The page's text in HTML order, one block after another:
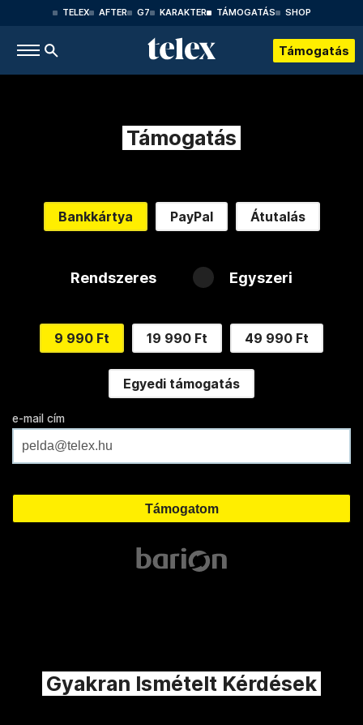
TELEX AFTER G7 KARAKTER TÁMOGATÁS SHOP
Támogatás
Támogatás
Bankkártya PayPal Átutalás
Rendszeres Egyszeri
9 990 Ft 19 990 Ft 49 990 Ft
Egyedi támogatás
e-mail cím
Gyakran Ismételt Kérdések